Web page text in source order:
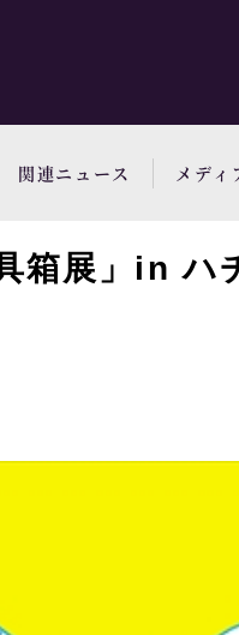
関連ニュース メディ
箱展」in ハ